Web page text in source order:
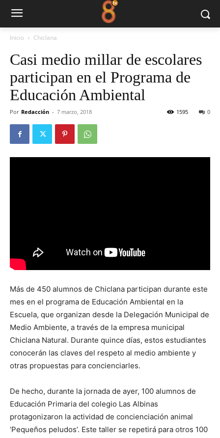
Inicio Chiclana
Casi medio millar de escolares
participan en el Programa de
Educación Ambiental
Por Redacción - 7 marzo, 2018 0
1595
Más de 450 alumnos de Chiclana participan durante este
mes en el programa de Educación Ambiental en la
Escuela, que organizan desde la Delegación Municipal de
Medio Ambiente, a través de la empresa municipal
Chiclana Natural. Durante quince días, estos estudiantes
conocerán las claves del respeto al medio ambiente y
otras propuestas para concienciarles.
De hecho, durante la jornada de ayer, 100 alumnos de
Educación Primaria del colegio Las Albinas
protagonizaron la actividad de concienciación animal
‘Pequeños peludos’. Este taller se repetirá para otros 100